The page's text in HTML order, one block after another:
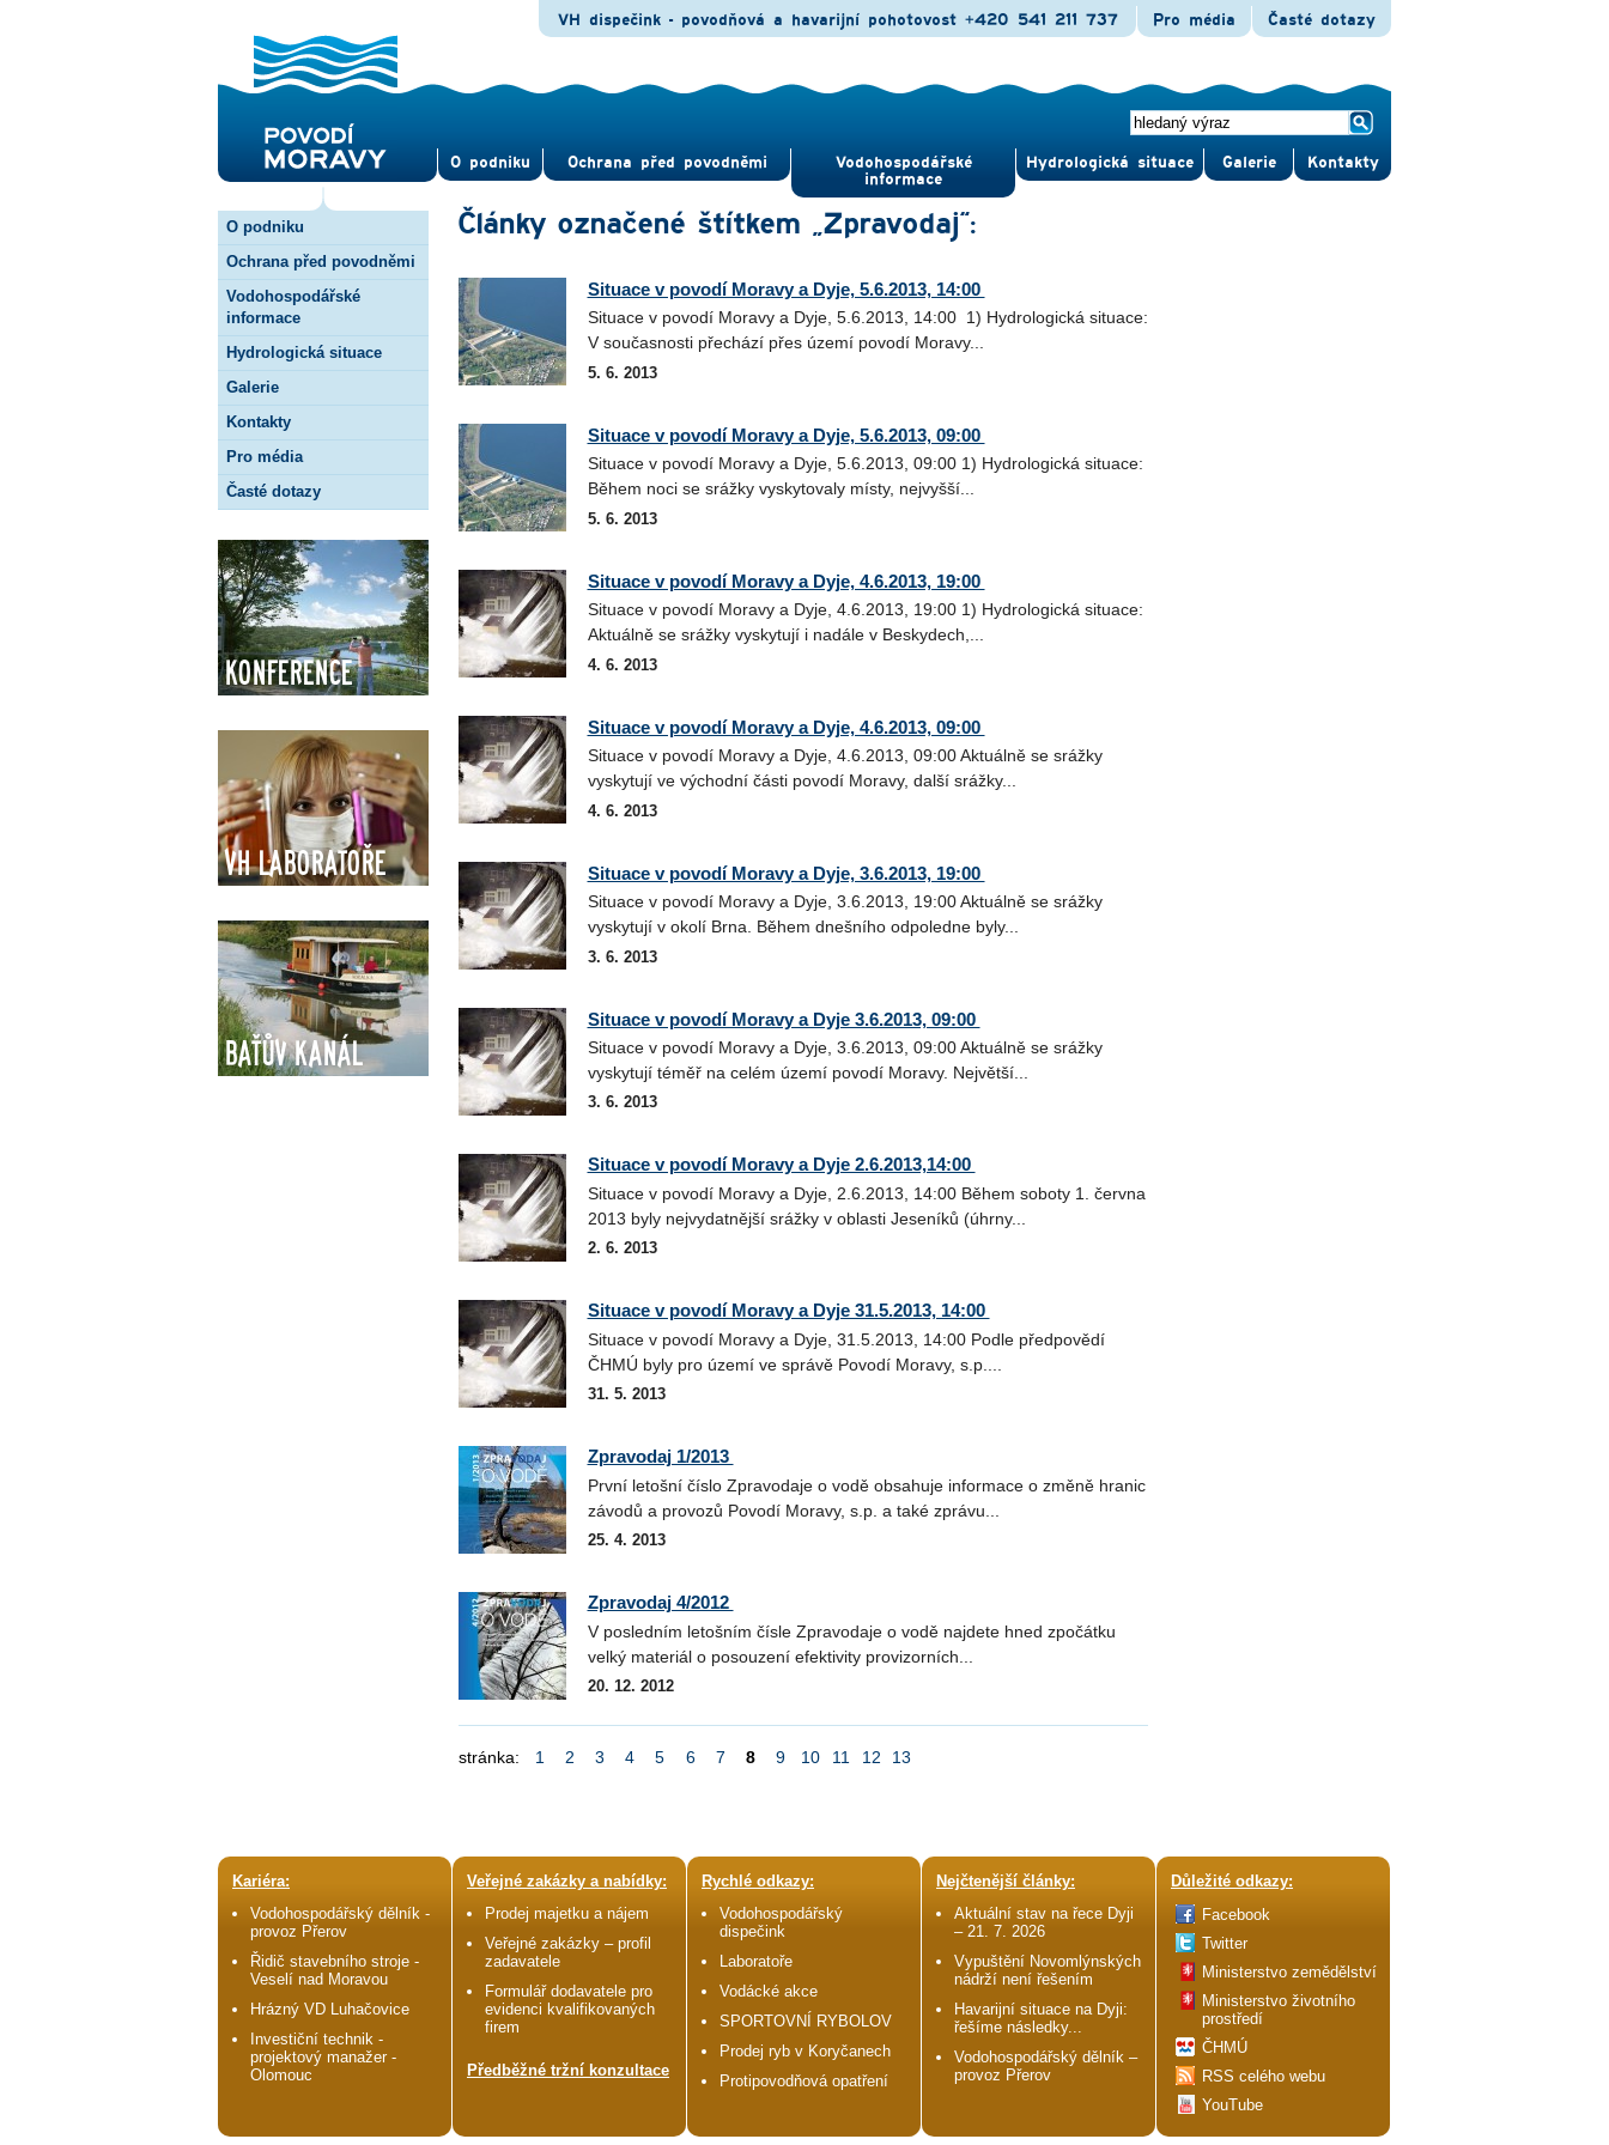
O pod­niku Ochrana před povod­němi
Vodohospodářské
informace
Hydrologická situace Gale­rie Kontak­ty
VH dispečink - povodňová a havarijní pohotovost +420 541 211 737 Pro média Časté dotazy
O podniku
Ochrana před povodněmi
Vodohospodářské
informace
Hydrologická situace
Galerie
Kontakty
Pro média
Časté dotazy
Konference
VH Laboratoře
Baťův kanál
Články označené štítkem „Zpravodaj“:
Situace v povodí Moravy a Dyje, 5.6.2013, 14:00
Situace v povodí Moravy a Dyje, 5.6.2013, 14:00 1) Hydrologická situace:
V současnosti přechází přes území povodí Moravy...
5. 6. 2013
Situace v povodí Moravy a Dyje, 5.6.2013, 09:00
Situace v povodí Moravy a Dyje, 5.6.2013, 09:00 1) Hydrologická situace:
Během noci se srážky vyskytovaly místy, nejvyšší...
5. 6. 2013
Situace v povodí Moravy a Dyje, 4.6.2013, 19:00
Situace v povodí Moravy a Dyje, 4.6.2013, 19:00 1) Hydrologická situace:
Aktuálně se srážky vyskytují i nadále v Beskydech,...
4. 6. 2013
Situace v povodí Moravy a Dyje, 4.6.2013, 09:00
Situace v povodí Moravy a Dyje, 4.6.2013, 09:00 Aktuálně se srážky
vyskytují ve východní části povodí Moravy, další srážky...
4. 6. 2013
Situace v povodí Moravy a Dyje, 3.6.2013, 19:00
Situace v povodí Moravy a Dyje, 3.6.2013, 19:00 Aktuálně se srážky
vyskytují v okolí Brna. Během dnešního odpoledne byly...
3. 6. 2013
Situace v povodí Moravy a Dyje 3.6.2013, 09:00
Situace v povodí Moravy a Dyje, 3.6.2013, 09:00 Aktuálně se srážky
vyskytují téměř na celém území povodí Moravy. Největší...
3. 6. 2013
Situace v povodí Moravy a Dyje 2.6.2013,14:00
Situace v povodí Moravy a Dyje, 2.6.2013, 14:00 Během soboty 1. června
2013 byly nejvydatnější srážky v oblasti Jeseníků (úhrny...
2. 6. 2013
Situace v povodí Moravy a Dyje 31.5.2013, 14:00
Situace v povodí Moravy a Dyje, 31.5.2013, 14:00 Podle předpovědí
ČHMÚ byly pro území ve správě Povodí Moravy, s.p....
31. 5. 2013
Zpravodaj 1/2013
První letošní číslo Zpravodaje o vodě obsahuje informace o změně hranic
závodů a provozů Povodí Moravy, s.p. a také zprávu...
25. 4. 2013
Zpravodaj 4/2012
V posledním letošním čísle Zpravodaje o vodě najdete hned zpočátku
velký materiál o posouzení efektivity provizorních...
20. 12. 2012
stránka: 1 2 3 4 5 6 7 8 9 10 11 12 13
Kariéra:
Vodohospodářský dělník -
provoz Přerov
Řidič stavebního stroje -
Veselí nad Moravou
Hrázný VD Luhačovice
Investiční technik -
projektový manažer -
Olomouc
Veřejné zakázky a nabídky:
Prodej majetku a nájem
Veřejné zakázky – profil
zadavatele
Formulář dodavatele pro
evidenci kvalifikovaných
firem
Předběžné tržní konzultace
Rychlé odkazy:
Vodohospodářský
dispečink
Laboratoře
Vodácké akce
SPORTOVNÍ RYBOLOV
Prodej ryb v Koryčanech
Protipovodňová opatření
Nejčtenější články:
Aktuální stav na řece Dyji
– 21. 7. 2026
Vypuštění Novomlýnských
nádrží není řešením
Havarijní situace na Dyji:
řešíme následky...
Vodohospodářský dělník –
provoz Přerov
Důležité odkazy:
Facebook
Twitter
Ministerstvo zemědělství
Ministerstvo životního
prostředí
ČHMÚ
RSS celého webu
YouTube